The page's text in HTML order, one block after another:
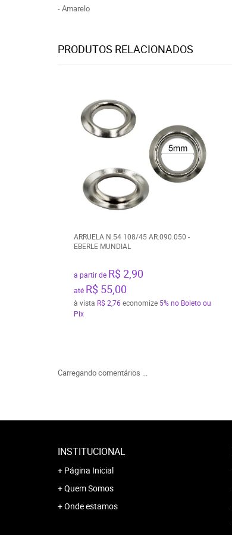
- Amarelo
PRODUTOS RELACIONADOS
ARRUELA N.54 108/45 AR.090.050 -
EBERLE MUNDIAL
a partir de R$ 2,90
até R$ 55,00
à vista R$ 2,76 economize 5% no Boleto ou
Pix
Carregando comentários ...
INSTITUCIONAL
Página Inicial
Quem Somos
Onde estamos